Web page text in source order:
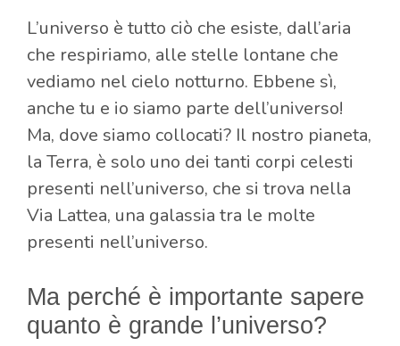
L’universo è tutto ciò che esiste, dall’aria
che respiriamo, alle stelle lontane che
vediamo nel cielo notturno. Ebbene sì,
anche tu e io siamo parte dell’universo!
Ma, dove siamo collocati? Il nostro pianeta,
la Terra, è solo uno dei tanti corpi celesti
presenti nell’universo, che si trova nella
Via Lattea, una galassia tra le molte
presenti nell’universo.
Ma perché è importante sapere
quanto è grande l’universo?